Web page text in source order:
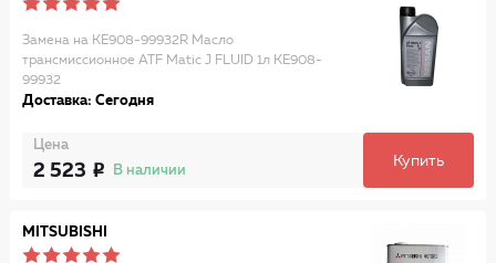
Замена на KE908-99932R Масло
трансмиссионное ATF Matic J FLUID 1л KE908-
99932
Доставка: Сегодня
Цена
2 523 В наличии
Купить
MITSUBISHI